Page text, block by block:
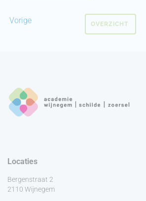
Vorige OVERZICHT
Locaties
Bergenstraat 2
2110 Wijnegem